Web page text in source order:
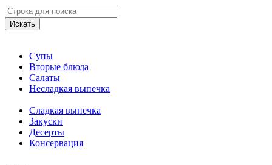
Искать
Супы
Вторые блюда
Салаты
Несладкая выпечка
Сладкая выпечка
Закуски
Десерты
Консервация